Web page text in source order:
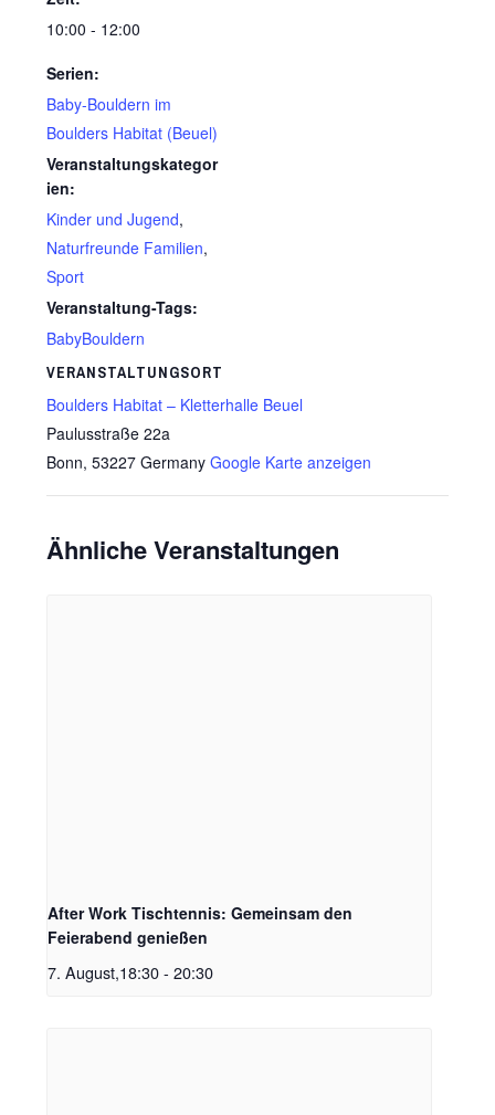
10:00 - 12:00
Serien:
Baby-Bouldern im
Boulders Habitat (Beuel)
Veranstaltungskategor
ien:
Kinder und Jugend,
Naturfreunde Familien,
Sport
Veranstaltung-Tags:
BabyBouldern
VERANSTALTUNGSORT
Boulders Habitat – Kletterhalle Beuel
Paulusstraße 22a
Bonn, 53227 Germany Google Karte anzeigen
Ähnliche Veranstaltungen
After Work Tischtennis: Gemeinsam den
Feierabend genießen
7. August,18:30 - 20:30